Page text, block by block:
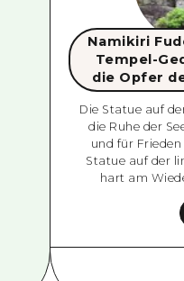
Namikiri
Tempel-
die Opfer
Die Statue auf
die Ruhe der
und für
Statue auf der
hart am